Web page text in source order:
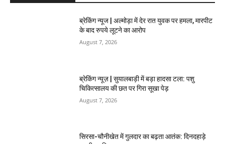
ब्रेकिंग न्यूज | अल्मोड़ा में देर रात युवक पर हमला, मारपीट
के बाद रुपये लूटने का आरोप
August 7, 2026
ब्रेकिंग न्यूज़ | सुयालबाड़ी में बड़ा हादसा टला: पशु
चिकित्सालय की छत पर गिरा सूखा पेड़
August 7, 2026
सिरसा-चौनीखेत में गुलदार का बढ़ता आतंक: दिनदहाड़े